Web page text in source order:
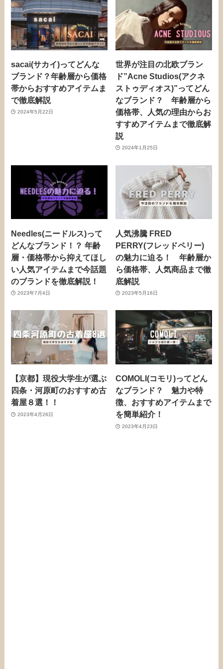
sacai(サカイ)ってどんな
ブランド？年齢層から価格
帯からおすすめアイテムま
で徹底解説
2024年5月22日
世界が注目の北欧ブラン
ド”Acne Studios(アクネ
ストゥディオス)”ってどん
なブランド？ 年齢層から
価格帯、人気の理由からお
すすめアイテムまで徹底解
説
2024年1月25日
Needles(ニードルス)って
どんなブランド！？ 年齢
層・価格帯から抑えてほし
い人気アイテムまで今話題
のブランドを徹底解説！
2023年7月4日
人気沸騰 FRED
PERRY(フレッドペリー)
の魅力に迫る！ 年齢層か
ら価格帯、人気商品まで徹
底解説
2023年5月16日
【京都】現役大学生が選ぶ
四条・河原町のおすすめ古
着屋８選！！
2023年4月26日
COMOLI(コモリ)ってどん
なブランド？ 魅力や特
徴、おすすめアイテムまで
を簡単紹介！
2023年4月23日